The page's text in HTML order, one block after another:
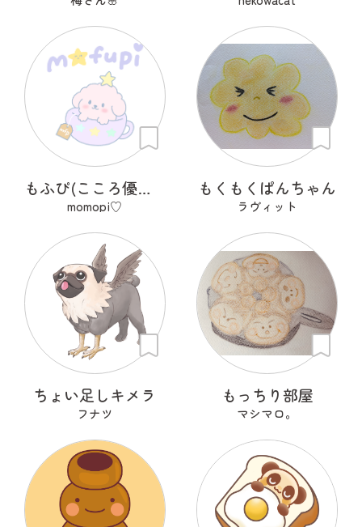
もふぴ(こころ優しいふわもこわんこ)
momopi♡
もくもくぱんちゃん
ラヴィット
ちょい足しキメラ
フナツ
もっちり部屋
マシマロ。